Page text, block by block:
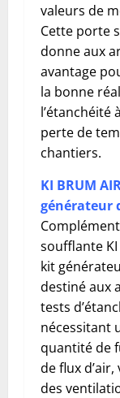
valeurs de
Cette porte
donne aux
avantage
la bonne
l’étanchéité
perte de
chantiers.
KI BRUM
générateur
soufflante KI
kit
destiné aux
tests
nécessitant
quantité de
de flux
des